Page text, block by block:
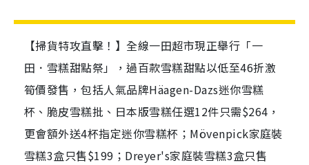
【掃貨特攻直擊！】全線一田超市現正舉行「一
田．雪糕甜點祭」，過百款雪糕甜點以低至46折激
筍價發售，包括人氣品牌Häagen-Dazs迷你雪糕
杯、脆皮雪糕批、日本版雪糕任選12件只需$264，
更會額外送4杯指定迷你雪糕杯；Mövenpick家庭裝
雪糕3盒只售$199；Dreyer's家庭裝雪糕3盒只售